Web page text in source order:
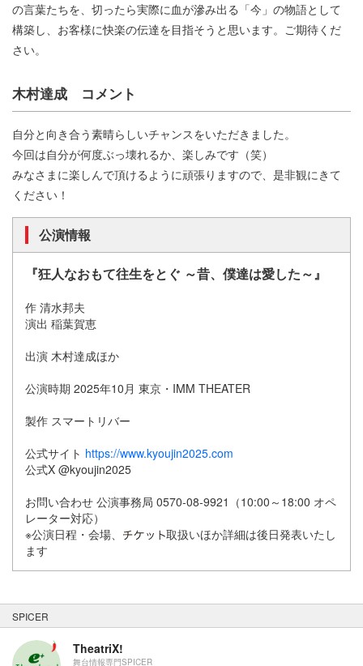
の言葉たちを、切ったら実際に血が滲み出る「今」の物語として
構築し、お客様に快楽の伝達を目指そうと思います。ご期待くだ
さい。
木村達成 コメント
自分と向き合う素晴らしいチャンスをいただきました。
今回は自分が何度ぶっ壊れるか、楽しみです（笑）
みなさまに楽しんで頂けるように頑張りますので、是非観にきて
ください！
公演情報
『狂人なおもて往生をとぐ ～昔、僕達は愛した～』
作 清水邦夫
演出 稲葉賀恵
出演 木村達成ほか
公演時期 2025年10月 東京・IMM THEATER
製作 スマートリバー
公式サイト https://www.kyoujin2025.com
公式X @kyoujin2025
お問い合わせ 公演事務局 0570-08-9921（10:00～18:00 オペ
レーター対応）
※公演日程・会場、
取扱いほか詳細は後日発表いたし
ます
SPICER
TheatriX!
舞台情報専門SPICER